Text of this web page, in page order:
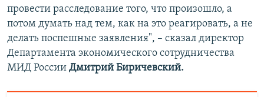
провести расследование того, что произошло, а
потом думать над тем, как на это реагировать, а не
делать поспешные заявления", – сказал директор
Департамента экономического сотрудничества
МИД России Дмитрий Биричевский.